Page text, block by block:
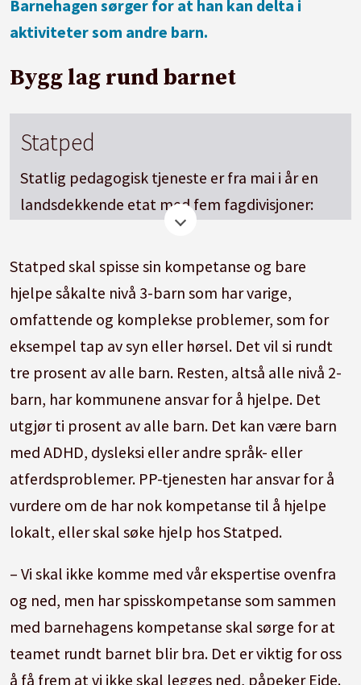
Barnehagen sørger for at han kan delta i
aktiviteter som andre barn.
Bygg lag rund barnet
Statped
Statlig pedagogisk tjeneste er fra mai i år en
landsdekkende etat med fem fagdivisjoner:
barnehage, barneskole, ungdomsskole,
videregående/voksen, læringsressurser og
tegnspråk.
Gir hjelp innenfor fagområder som syn, hørsel,
sammensatte lærevansker, språk og tale,
alternativ og supplerende kommunikasjon,
ervervet hjerneskade, tegnspråk, døvblindhet
og læremidler.
Les mer:statped.no
Statped skal spisse sin kompetanse og bare
hjelpe såkalte nivå 3-barn som har varige,
omfattende og komplekse problemer, som for
eksempel tap av syn eller hørsel. Det vil si rundt
tre prosent av alle barn. Resten, altså alle nivå 2-
barn, har kommunene ansvar for å hjelpe. Det
utgjør ti prosent av alle barn. Det kan være barn
med ADHD, dysleksi eller andre språk- eller
atferdsproblemer. PP-tjenesten har ansvar for å
vurdere om de har nok kompetanse til å hjelpe
lokalt, eller skal søke hjelp hos Statped.
– Vi skal ikke komme med vår ekspertise ovenfra
og ned, men har spisskompetanse som sammen
med barnehagens kompetanse skal sørge for at
teamet rundt barnet blir bra. Det er viktig for oss
å få frem at vi ikke skal legges ned, påpeker Eide.